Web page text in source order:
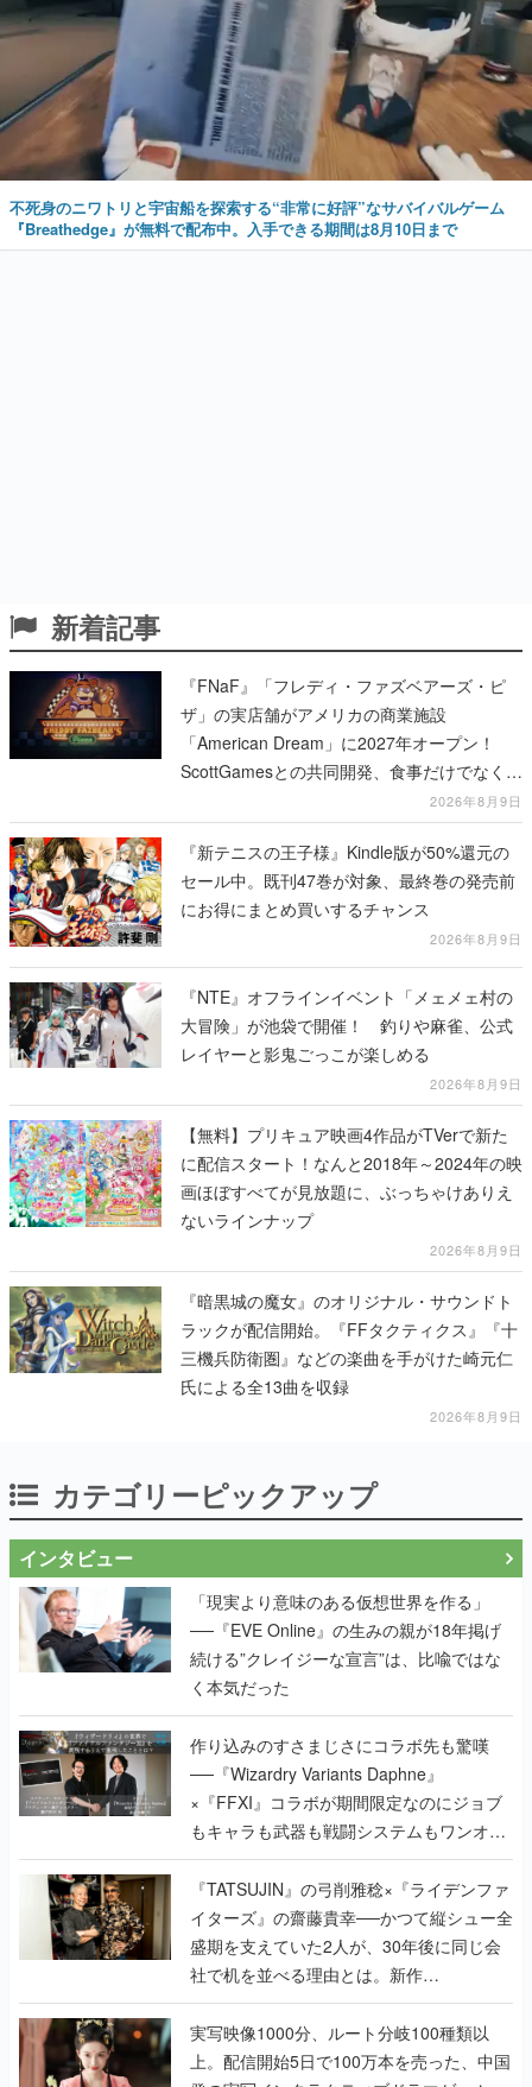
不死身のニワトリと宇宙船を探索する“非常に好評”なサバイバルゲーム
『Breathedge』が無料で配布中。入手できる期間は8月10日まで
新着記事
『FNaF』「フレディ・ファズベアーズ・ピ
ザ」の実店舗がアメリカの商業施設
「American Dream」に2027年オープン！
ScottGamesとの共同開発、食事だけでなくス
テージショーや没入型のホラー体験も楽しめ
る
2026年8月9日
『新テニスの王子様』Kindle版が50%還元の
セール中。既刊47巻が対象、最終巻の発売前
にお得にまとめ買いするチャンス
2026年8月9日
『NTE』オフラインイベント「メェメェ村の
大冒険」が池袋で開催！ 釣りや麻雀、公式
レイヤーと影鬼ごっこが楽しめる
2026年8月9日
【無料】プリキュア映画4作品がTVerで新た
に配信スタート！なんと2018年～2024年の映
画ほぼすべてが見放題に、ぶっちゃけありえ
ないラインナップ
2026年8月9日
『暗黒城の魔女』のオリジナル・サウンドト
ラックが配信開始。『FFタクティクス』『十
三機兵防衛圏』などの楽曲を手がけた崎元仁
氏による全13曲を収録
2026年8月9日
カテゴリーピックアップ
インタビュー
「現実より意味のある仮想世界を作る」
──『EVE Online』の生みの親が18年掲げ
続ける”クレイジーな宣言”は、比喩ではな
く本気だった
作り込みのすさまじさにコラボ先も驚嘆
──『Wizardry Variants Daphne』
×『FFXI』コラボが期間限定なのにジョブ
もキャラも武器も戦闘システムもワンオフ
で作り込まれた理由を両ディレクターに聞
く
『TATSUJIN』の弓削雅稔×『ライデンファ
イターズ』の齋藤貴幸──かつて縦シュー全
盛期を支えていた2人が、30年後に同じ会
社で机を並べる理由とは。新作
『TATSUJIN EXTREME』で初タッグを組
んだレジェンド2人に訊く開発秘話
実写映像1000分、ルート分岐100種類以
上。配信開始5日で100万本を売った、中国